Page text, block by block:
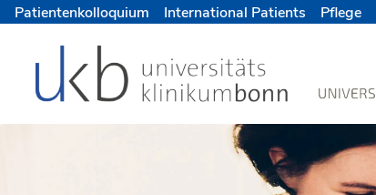
Patientenkolloquium International Patients Pflege